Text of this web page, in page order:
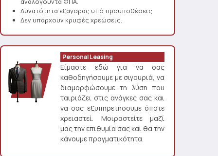
Δυνατότητα εξαγοράς υπό προϋποθέσεις
Δεν υπάρχουν κρυφές χρεώσεις.
Personal Leasing
Είμαστε εδώ για να σας
καθοδηγήσουμε με σιγουριά, να
διαμορφώσουμε τη λύση που
ταιριάζει στις ανάγκες σας και
να σας εξυπηρετήσουμε όποτε
χρειαστεί. Μοιραστείτε μαζί
μας την επιθυμία σας και θα την
κάνουμε πραγματικότητα.